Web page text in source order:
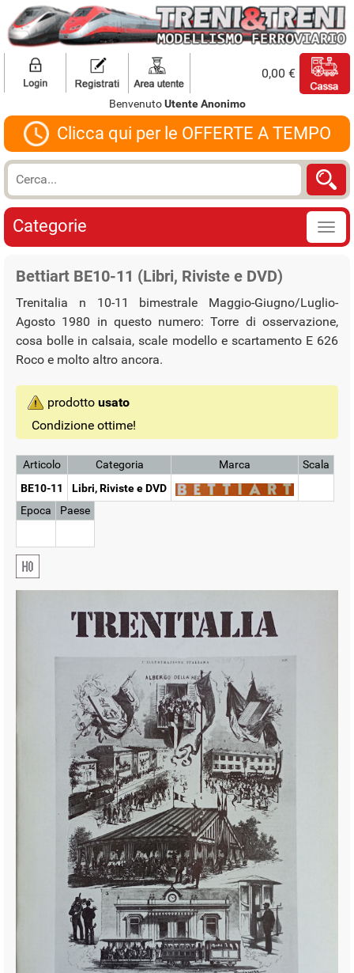
0,00 €
BenvenutoUtente Anonimo
Clicca qui per le OFFERTE A TEMPO
Categorie
Bettiart BE10-11 (Libri, Riviste e DVD)
Trenitalia n 10-11 bimestrale Maggio-Giugno/Luglio-
Agosto 1980 in questo numero: Torre di osservazione,
cosa bolle in calsaia, scale modello e scartamento E 626
Roco e molto altro ancora.
prodotto usato
Condizione ottime!
Articolo
BE10-11
Categoria
Libri, Riviste e DVD
Marca Scala
Epoca Paese